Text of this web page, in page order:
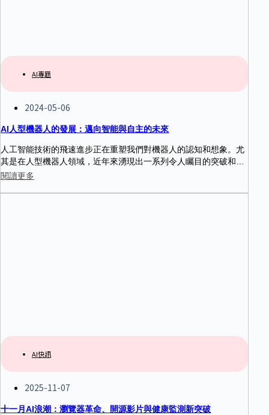
AI專題
2024-05-06
AI人型機器人的發展：邁向智能與自主的未來
人工智能技術的飛速進步正在重塑我們對機器人的認知和想象。尤
其是在人型機器人領域，近年來湧現出一系列令人矚目的突破和進
展。這些擁有類人外形和能力的機器人，正在逐步走出實驗室，進
閱讀更多
AI快訊
2025-11-07
十一月AI浪潮：瀏覽器革命、開源影片與健康監測新突破